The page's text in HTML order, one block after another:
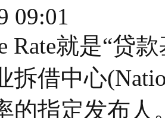
09:01
Rate就是“贷
拆借中心
的指定发布人